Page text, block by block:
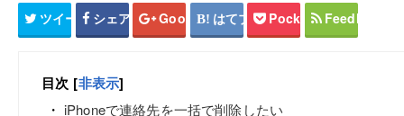
ツイート シェア Google+ はてブ Pocket Feedly
目次 [非表示]
iPhoneで連絡先を一括で削除したい